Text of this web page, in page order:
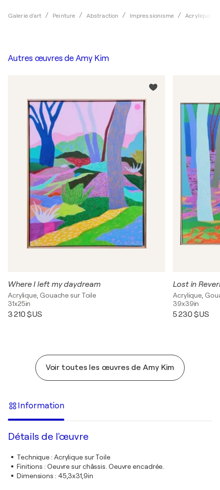
Galerie d'art Peinture Abstraction Impressionisme Acrylique
Autres œuvres de Amy Kim
Where I left my daydream
Acrylique, Gouache sur Toile
31x25in
3 210 $US
Lost in
Acrylique,
39x39in
5 230 $US
Voir toutes les œuvres de Amy Kim
Information
Détails de l'œuvre
Technique: Acrylique sur Toile
Finitions : Oeuvre sur châssis. Oeuvre encadrée.
Dimensions : 45,3x31,9in